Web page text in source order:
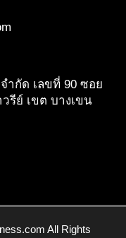
ำกัด เลขที่ 90 ซอย
รีย์ เขต บางเขน
All Rights